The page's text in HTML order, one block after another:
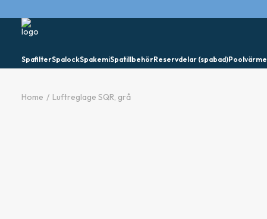
SpafilterSpalockSpakemiSpatillbehörReservdelar (spabad)Poolvärme
Home Luftreglage SQR, grå